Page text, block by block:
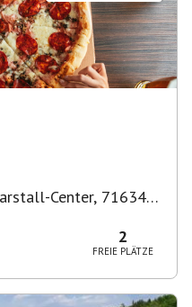
Center, 71634
2
FREIE PLÄTZE